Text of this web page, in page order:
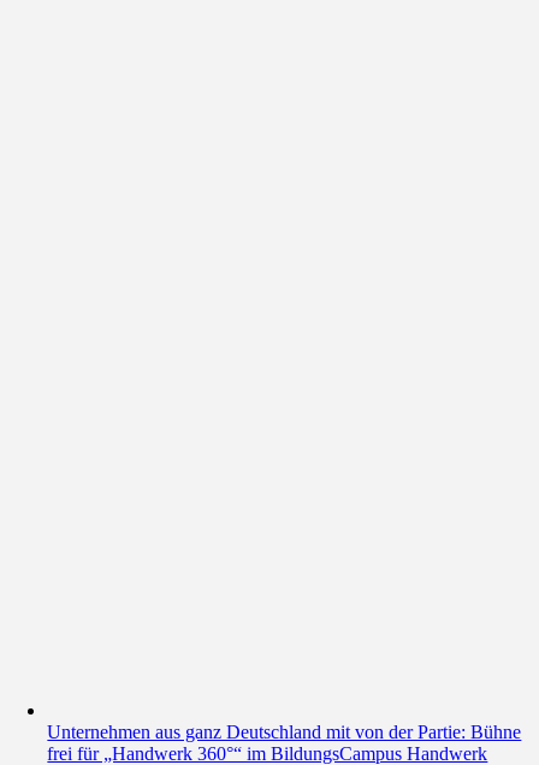
Unternehmen aus ganz Deutschland mit von der Partie: Bühne
frei für „Handwerk 360°“ im BildungsCampus Handwerk